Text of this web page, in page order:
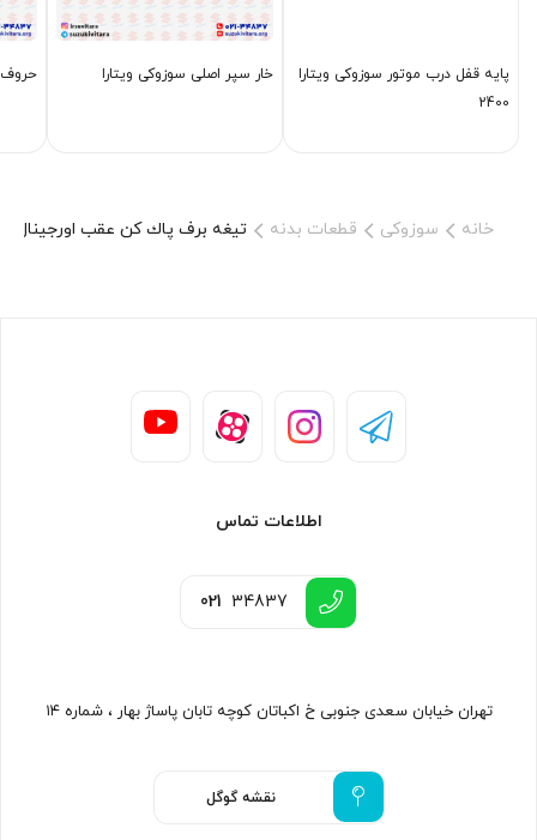
پایه قفل درب موتور سوزوکی ویتارا
2400
خار سپر اصلی سوزوکی ویتارا حروف
خانه سوزوکی قطعات بدنه تیغه برف پاك كن عقب اورجینال
اطلاعات تماس
021 34837
تهران خیابان سعدی جنوبی خ اکباتان کوچه تابان پاساژ بهار ، شماره ۱۴
نقشه گوگل